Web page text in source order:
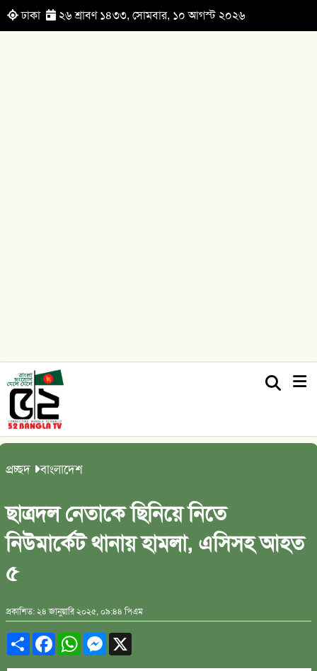
ঢাকা ২৬ শ্রাবণ ১৪৩৩, সোমবার, ১০ আগস্ট ২০২৬
প্রচ্ছদ বাংলাদেশ
ছাত্রদল নেতাকে ছিনিয়ে নিতে
নিউমার্কেট থানায় হামলা, এসিসহ আহত
৫
প্রকাশিত: ২৪ জানুয়ারি ২০২৫, ০৯:৪৪ পিএম
ShareFacebookWhatsAppMessenger